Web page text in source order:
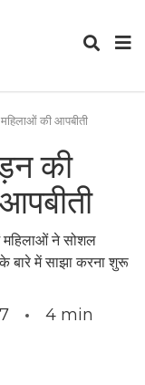
की आपबीती
की
महिलाओं ने सोशल
बारे में साझा करना शुरू
4 min